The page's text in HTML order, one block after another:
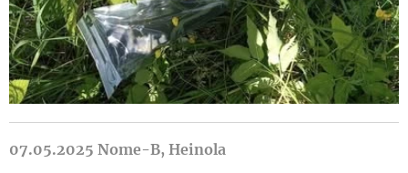
07.05.2025 Nome-B, Heinola